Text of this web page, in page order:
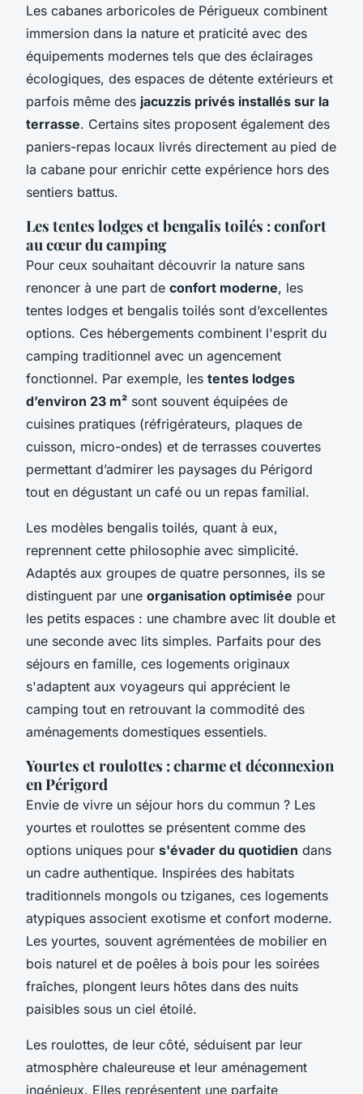
Les cabanes arboricoles de Périgueux combinent
immersion dans la nature et praticité avec des
équipements modernes tels que des éclairages
écologiques, des espaces de détente extérieurs et
parfois même des jacuzzis privés installés sur la
terrasse. Certains sites proposent également des
paniers-repas locaux livrés directement au pied de
la cabane pour enrichir cette expérience hors des
sentiers battus.
Les tentes lodges et bengalis toilés : confort
au cœur du camping
Pour ceux souhaitant découvrir la nature sans
renoncer à une part de confort moderne, les
tentes lodges et bengalis toilés sont d’excellentes
options. Ces hébergements combinent l'esprit du
camping traditionnel avec un agencement
fonctionnel. Par exemple, les tentes lodges
d’environ 23 m² sont souvent équipées de
cuisines pratiques (réfrigérateurs, plaques de
cuisson, micro-ondes) et de terrasses couvertes
permettant d’admirer les paysages du Périgord
tout en dégustant un café ou un repas familial.
Les modèles bengalis toilés, quant à eux,
reprennent cette philosophie avec simplicité.
Adaptés aux groupes de quatre personnes, ils se
distinguent par une organisation optimisée pour
les petits espaces : une chambre avec lit double et
une seconde avec lits simples. Parfaits pour des
séjours en famille, ces logements originaux
s'adaptent aux voyageurs qui apprécient le
camping tout en retrouvant la commodité des
aménagements domestiques essentiels.
Yourtes et roulottes : charme et déconnexion
en Périgord
Envie de vivre un séjour hors du commun ? Les
yourtes et roulottes se présentent comme des
options uniques pour s'évader du quotidien dans
un cadre authentique. Inspirées des habitats
traditionnels mongols ou tziganes, ces logements
atypiques associent exotisme et confort moderne.
Les yourtes, souvent agrémentées de mobilier en
bois naturel et de poêles à bois pour les soirées
fraîches, plongent leurs hôtes dans des nuits
paisibles sous un ciel étoilé.
Les roulottes, de leur côté, séduisent par leur
atmosphère chaleureuse et leur aménagement
ingénieux. Elles représentent une parfaite